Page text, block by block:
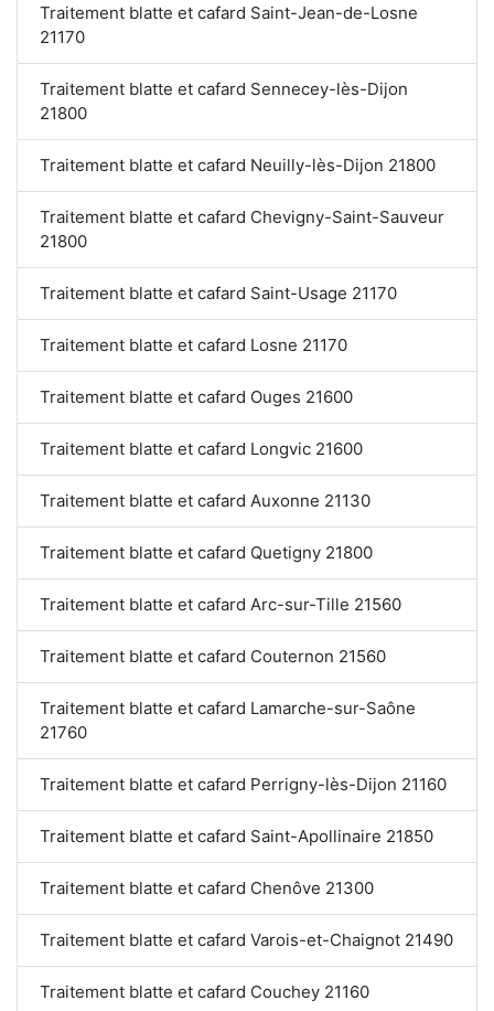
Traitement blatte et cafard Saint-Jean-de-Losne
21170
Traitement blatte et cafard Sennecey-lès-Dijon
21800
Traitement blatte et cafard Neuilly-lès-Dijon 21800
Traitement blatte et cafard Chevigny-Saint-Sauveur
21800
Traitement blatte et cafard Saint-Usage 21170
Traitement blatte et cafard Losne 21170
Traitement blatte et cafard Ouges 21600
Traitement blatte et cafard Longvic 21600
Traitement blatte et cafard Auxonne 21130
Traitement blatte et cafard Quetigny 21800
Traitement blatte et cafard Arc-sur-Tille 21560
Traitement blatte et cafard Couternon 21560
Traitement blatte et cafard Lamarche-sur-Saône
21760
Traitement blatte et cafard Perrigny-lès-Dijon 21160
Traitement blatte et cafard Saint-Apollinaire 21850
Traitement blatte et cafard Chenôve 21300
Traitement blatte et cafard Varois-et-Chaignot 21490
Traitement blatte et cafard Couchey 21160